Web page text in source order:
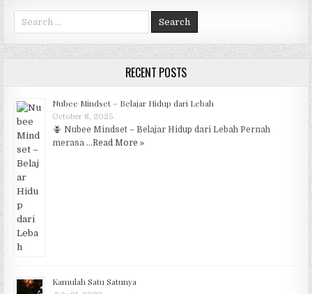
Search for:
RECENT POSTS
Nubee Mindset – Belajar Hidup dari Lebah
October 8, 2025
Nubee Mindset – Belajar Hidup dari Lebah Pernah
merasa …Read More »
Kamulah Satu Satunya